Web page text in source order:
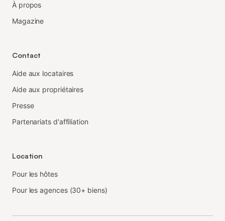
À propos
Magazine
Contact
Aide aux locataires
Aide aux propriétaires
Presse
Partenariats d'affiliation
Location
Pour les hôtes
Pour les agences (30+ biens)